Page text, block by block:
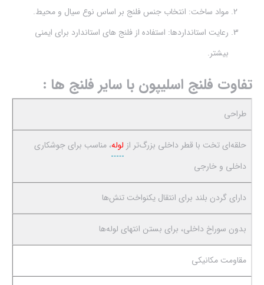
مواد ساخت: انتخاب جنس فلنج بر اساس نوع سیال و محیط.
رعایت استانداردها: استفاده از فلنج های استاندارد برای ایمنی
بیشتر.
تفاوت فلنج اسلیپون با سایر فلنج ها :
طراحی
حلقه‌ای تخت با قطر داخلی بزرگ‌تر از لوله، مناسب برای جوشکاری
داخلی و خارجی
دارای گردن بلند برای انتقال یکنواخت تنش‌ها
بدون سوراخ داخلی، برای بستن انتهای لوله‌ها
مقاومت مکانیکی